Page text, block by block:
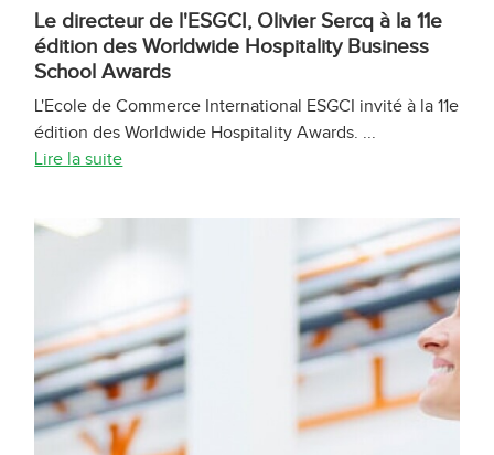
Le directeur de l'ESGCI, Olivier Sercq à la 11e
édition des Worldwide Hospitality Business
School Awards
L'Ecole de Commerce International ESGCI invité à la 11e
édition des Worldwide Hospitality Awards. ...
Lire la suite